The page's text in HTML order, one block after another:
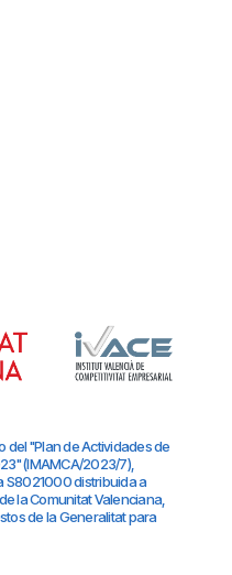
del "Plan de Actividades de
(IMAMCA/2023/7),
S8021000 distribuida a
la Comunitat Valenciana,
de la Generalitat para